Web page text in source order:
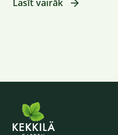
Lasīt vairāk